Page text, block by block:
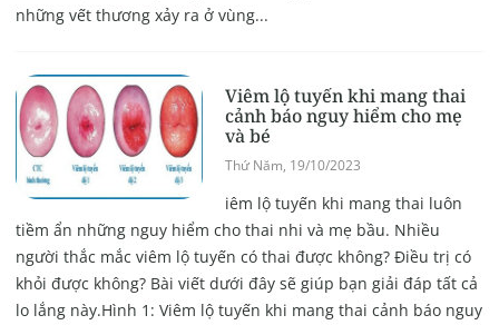
những vết thương xảy ra ở vùng...
Viêm lộ tuyến khi mang thai
cảnh báo nguy hiểm cho mẹ
và bé
Thứ Năm, 19/10/2023
iêm lộ tuyến khi mang thai luôn
tiềm ẩn những nguy hiểm cho thai nhi và mẹ bầu. Nhiều
người thắc mắc viêm lộ tuyến có thai được không? Điều trị có
khỏi được không? Bài viết dưới đây sẽ giúp bạn giải đáp tất cả
lo lắng này.Hình 1: Viêm lộ tuyến khi mang thai cảnh báo nguy